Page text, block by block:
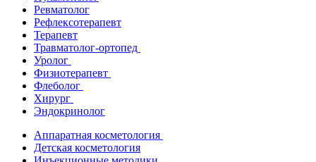
Ревматолог
Рефлексотерапевт
Терапевт
Травматолог-ортопед
Уролог
Физиотерапевт
Флеболог
Хирург
Эндокринолог
Аппаратная косметология
Детская косметология